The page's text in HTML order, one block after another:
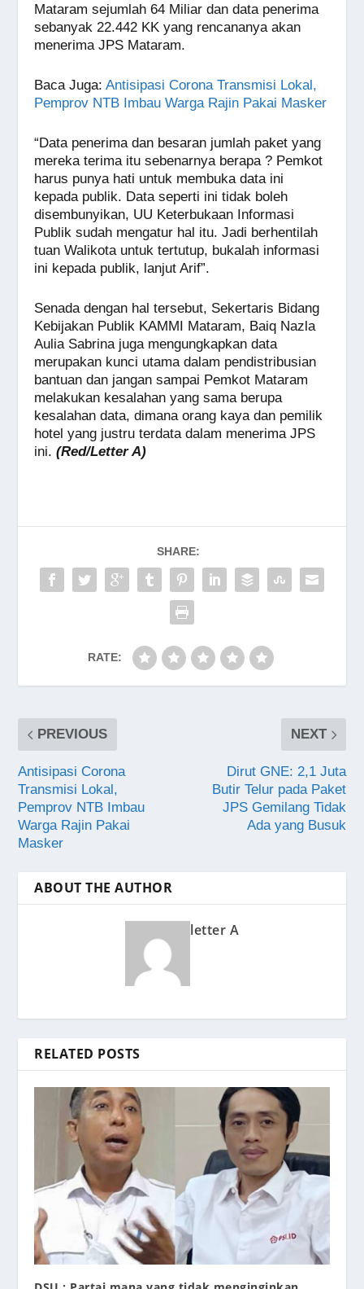
Mataram sejumlah 64 Miliar dan data penerima
sebanyak 22.442 KK yang rencananya akan
menerima JPS Mataram.
Baca Juga: Antisipasi Corona Transmisi Lokal,
Pemprov NTB Imbau Warga Rajin Pakai Masker
“Data penerima dan besaran jumlah paket yang
mereka terima itu sebenarnya berapa ? Pemkot
harus punya hati untuk membuka data ini
kepada publik. Data seperti ini tidak boleh
disembunyikan, UU Keterbukaan Informasi
Publik sudah mengatur hal itu. Jadi berhentilah
tuan Walikota untuk tertutup, bukalah informasi
ini kepada publik, lanjut Arif”.
Senada dengan hal tersebut, Sekertaris Bidang
Kebijakan Publik KAMMI Mataram, Baiq Nazla
Aulia Sabrina juga mengungkapkan data
merupakan kunci utama dalam pendistribusian
bantuan dan jangan sampai Pemkot Mataram
melakukan kesalahan yang sama berupa
kesalahan data, dimana orang kaya dan pemilik
hotel yang justru terdata dalam menerima JPS
ini.(Red/Letter A)
SHARE:
RATE:
PREVIOUS
Antisipasi Corona
Transmisi Lokal,
Pemprov NTB Imbau
Warga Rajin Pakai
Masker
NEXT
Dirut GNE: 2,1 Juta
Butir Telur pada Paket
JPS Gemilang Tidak
Ada yang Busuk
ABOUT THE AUTHOR
letter A
RELATED POSTS